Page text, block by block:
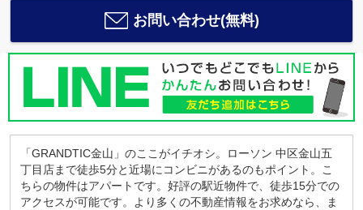
お問い合わせ(無料)
「GRANDTIC金山」のここがイチオシ。ローソン 中区金山五
丁目店まで徒歩5分と近場にコンビニがあるのもポイント。こ
ちらの物件はアパートです。好評の駅近物件で、徒歩15分での
アクセスが可能です。より多くの不動産情報をお求めなら、ま